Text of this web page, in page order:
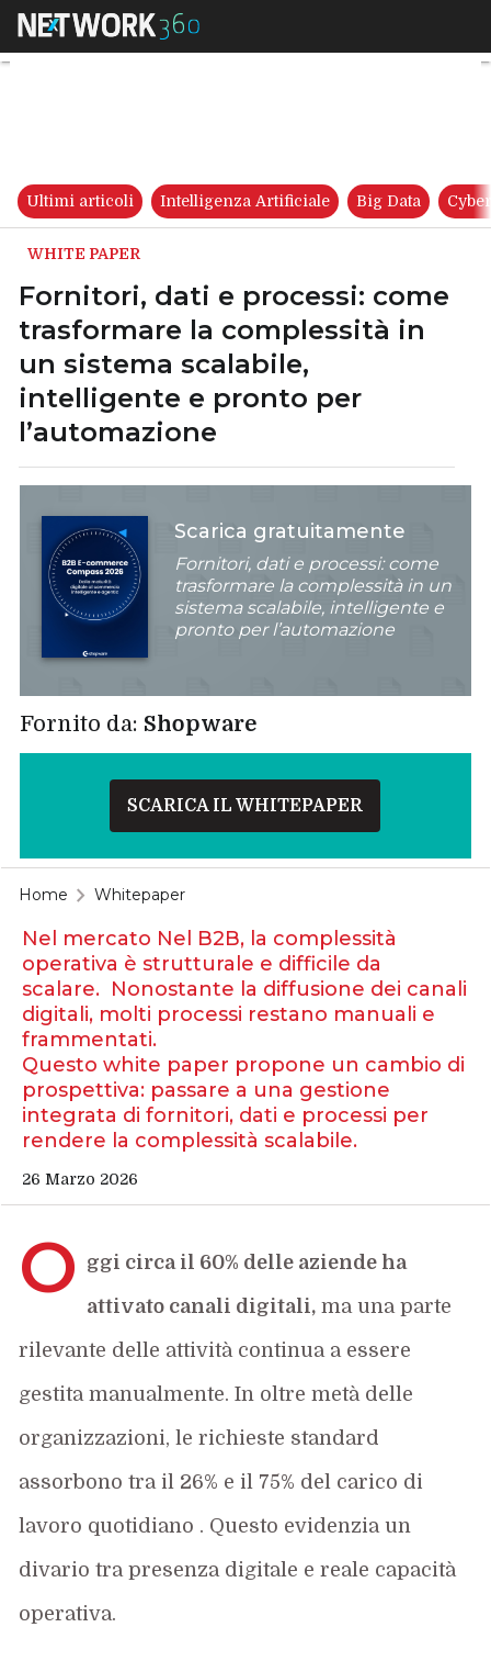
Fornitori, dati e processi:
Ultimi articoli Intelligenza Artificiale Big Data
WHITE PAPER
Fornitori, dati e processi: come
trasformare la complessità in
un sistema scalabile,
intelligente e pronto per
l’automazione
Scarica gratuitamente
Fornitori, dati e processi: come
trasformare la complessità in un
sistema scalabile, intelligente e
pronto per l’automazione
Fornito da: Shopware
SCARICA IL WHITEPAPER
Home Whitepaper
Nel mercato Nel B2B, la complessità
operativa è strutturale e difficile da
scalare. Nonostante la diffusione dei canali
digitali, molti processi restano manuali e
frammentati.
Questo white paper propone un cambio di
prospettiva: passare a una gestione
integrata di fornitori, dati e processi per
rendere la complessità scalabile.
26 Marzo 2026
O ggi circa il 60% delle aziende ha
attivato canali digitali, ma una parte
rilevante delle attività continua a essere
gestita manualmente. In oltre metà delle
organizzazioni, le richieste standard
assorbono tra il 26% e il 75% del carico di
lavoro quotidiano . Questo evidenzia un
divario tra presenza digitale e reale capacità
operativa.